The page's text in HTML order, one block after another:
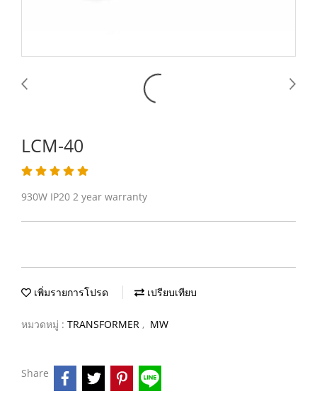
LCM-40
930W IP20 2 year warranty
เพิ่มรายการโปรด เปรียบเทียบ
หมวดหมู่ : TRANSFORMER , MW
Share